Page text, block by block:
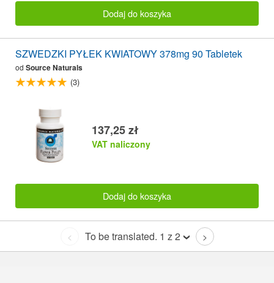
Dodaj do koszyka
SZWEDZKI PYŁEK KWIATOWY 378mg 90 Tabletek
od Source Naturals
(3)
137,25 zł
VAT naliczony
Dodaj do koszyka
< To be translated. 1 z 2 >